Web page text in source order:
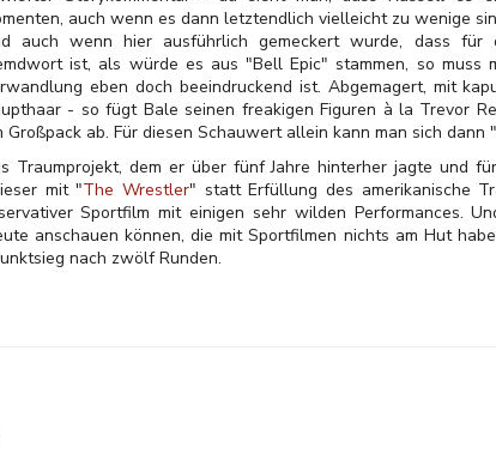
auch wenn es dann letztendlich vielleicht zu wenige
auch wenn hier ausführlich gemeckert wurde, dass
ist, als würde es aus "Bell Epic" stammen, so muss
eben doch beeindruckend ist. Abgemagert, mit
- so fügt Bale seinen freakigen Figuren à la Trevor
ab. Für diesen Schauwert allein kann man sich dann
Traumprojekt, dem er über fünf Jahre hinterher jagte und
mit "The Wrestler" statt Erfüllung des amerikanische
Sportfilm mit einigen sehr wilden Performances.
anschauen können, die mit Sportfilmen nichts am Hut
nach zwölf Runden.